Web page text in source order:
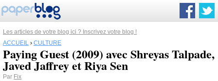
Les articles de votre blog ici ? Inscrivez votre blog !
ACCUEIL › CULTURE
Paying Guest (2009) avec Shreyas Talpade,
Javed Jaffrey et Riya Sen
Par Fix